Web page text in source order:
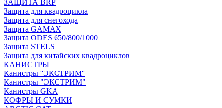
ЗАЩИТА BRP
Защита для квадроцикла
Защита для снегохода
Защита GAMAX
Защита ODES 650/800/1000
Защита STELS
Защита для китайских квадроциклов
КАНИСТРЫ
Канистры ''ЭКСТРИМ''
Канистры "ЭКСТРИМ"
Канистры GKA
КОФРЫ И СУМКИ